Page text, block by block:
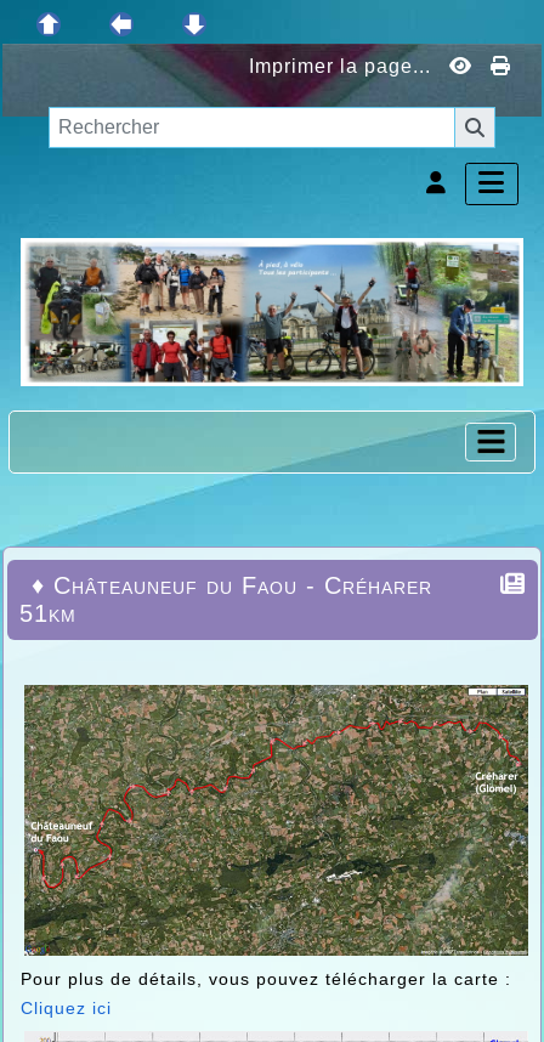
Imprimer la page...
♦ Châteauneuf du Faou - Créharer
51km
Pour plus de détails, vous pouvez télécharger la carte :
Cliquez ici